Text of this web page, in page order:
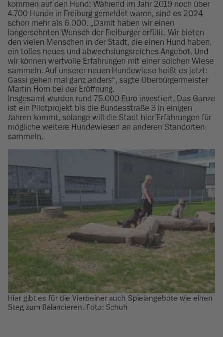
kommen auf den Hund: Während im Jahr 2019 noch über
4.700 Hunde in Freiburg gemeldet waren, sind es 2024
schon mehr als 6.000. „Damit haben wir einen
langersehnten Wunsch der Freiburger erfüllt. Wir bieten
den vielen Menschen in der Stadt, die einen Hund haben,
ein tolles neues und abwechslungsreiches Angebot. Und
wir können wertvolle Erfahrungen mit einer solchen Wiese
sammeln. Auf unserer neuen Hundewiese heißt es jetzt:
Gassi gehen mal ganz anders“, sagte Oberbürgermeister
Martin Horn bei der Eröffnung.
Insgesamt wurden rund 75.000 Euro investiert. Das Ganze
ist ein Pilotprojekt bis die Bundesstraße 3 in einigen
Jahren kommt, solange will die Stadt hier Erfahrungen für
mögliche weitere Hundewiesen an anderen Standorten
sammeln.
Hier gibt es für die Vierbeiner auch Spielangebote wie einen
Steg zum Balancieren. Foto: Schuh